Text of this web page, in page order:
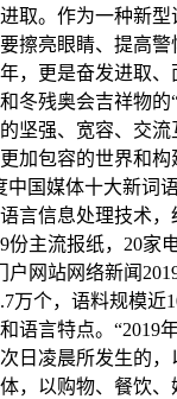
取。作为一种新型
擦亮眼睛、提高
，更是奋发进取
冬残奥会吉祥物的
坚强、宽容、交
加包容的世界和
中国媒体十大新词
言信息处理技术
份主流报纸，20家
户网站网络新闻
万个，语料规模近
语言特点。“2019
日凌晨所发生的
，以购物、餐饮